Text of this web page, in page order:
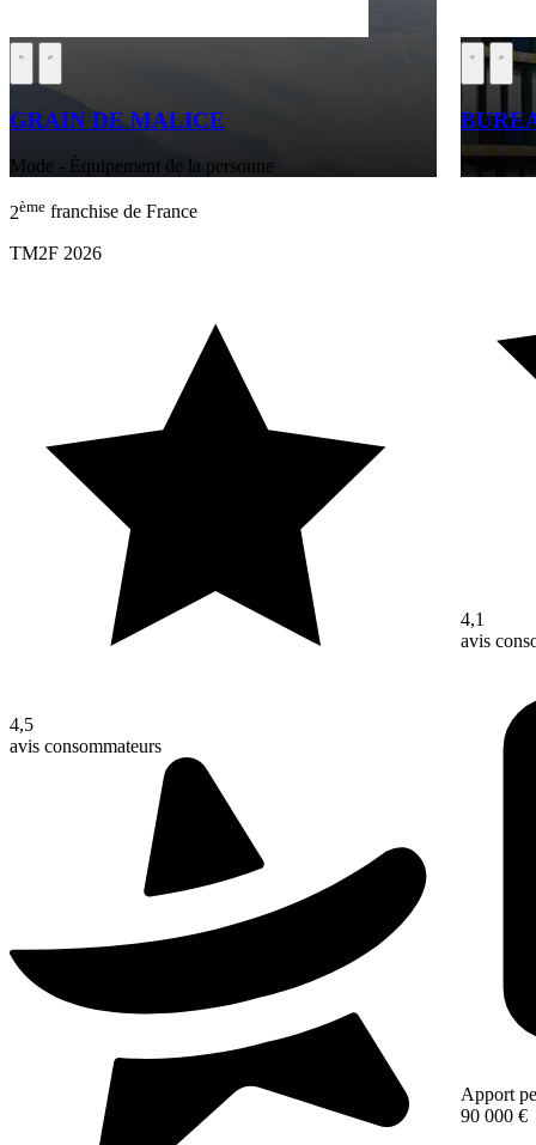
GRAIN DE MALICE
Mode - Équipement de la personne
2ème franchise de France
TM2F 2026
4,5
avis consommateurs
4,1
avis
Apport
90 000 €